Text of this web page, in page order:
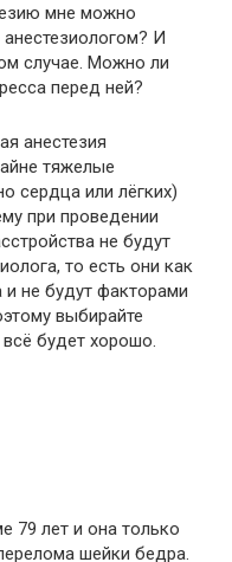
мне можно
И
случае. Можно ли
перед ней?
анестезия
тяжелые
сердца или лёгких)
при проведении
не будут
то есть они как
не будут факторами
выбирайте
будет хорошо.
79 лет и она только
шейки бедра.